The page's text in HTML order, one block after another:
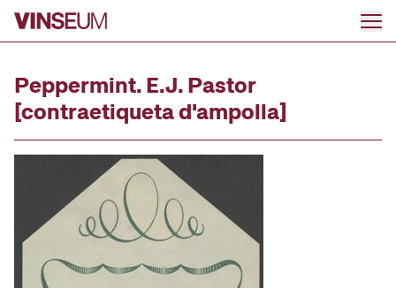
Anar al contingut
Peppermint. E.J. Pastor
[contraetiqueta d'ampolla]